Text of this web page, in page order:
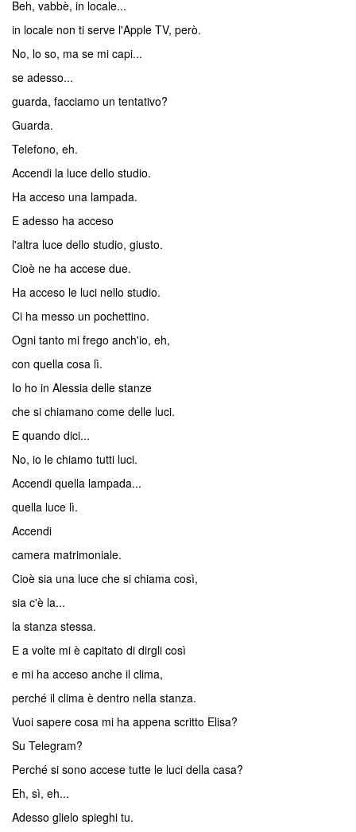
Beh, vabbè, in locale...
in locale non ti serve l'Apple TV, però.
No, lo so, ma se mi capi...
se adesso...
guarda, facciamo un tentativo?
Guarda.
Telefono, eh.
Accendi la luce dello studio.
Ha acceso una lampada.
E adesso ha acceso
l'altra luce dello studio, giusto.
Cioè ne ha accese due.
Ha acceso le luci nello studio.
Ci ha messo un pochettino.
Ogni tanto mi frego anch'io, eh,
con quella cosa lì.
Io ho in Alessia delle stanze
che si chiamano come delle luci.
E quando dici...
No, io le chiamo tutti luci.
Accendi quella lampada...
quella luce lì.
Accendi
camera matrimoniale.
Cioè sia una luce che si chiama così,
sia c'è la...
la stanza stessa.
E a volte mi è capitato di dirgli così
e mi ha acceso anche il clima,
perché il clima è dentro nella stanza.
Vuoi sapere cosa mi ha appena scritto Elisa?
Su Telegram?
Perché si sono accese tutte le luci della casa?
Eh, sì, eh...
Adesso glielo spieghi tu.